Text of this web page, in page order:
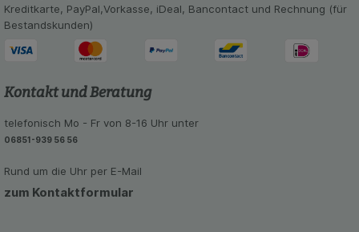
unserer Website sammeln, mit deren Hilfe wir
unsere Website weiter für Sie optimieren können,
den Inhalt auf unserer Website aber auch die
Werbung auf Drittseiten möglichst relevant für Sie
hierfür teilweise an Dritte wie z.B. Google oder
Kreditkarte, PayPal,Vorkasse, iDeal, Bancontact und Rechnung (für
Bestandskunden)
Kontakt und Beratung
telefonisch Mo - Fr von 8-16 Uhr unter
06851-939 56 56
Rund um die Uhr per E-Mail
zum Kontaktformular